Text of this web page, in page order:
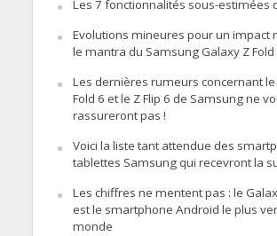
Les 7 fonctionnalités sous-estimées
Evolutions mineures pour un impact
le mantra du Samsung Galaxy Z Fold
Les dernières rumeurs concernant le
Fold 6 et le Z Flip 6 de Samsung ne
rassureront pas !
Voici la liste tant attendue des
tablettes Samsung qui recevront la
Les chiffres ne mentent pas : le
est le smartphone Android le plus
monde